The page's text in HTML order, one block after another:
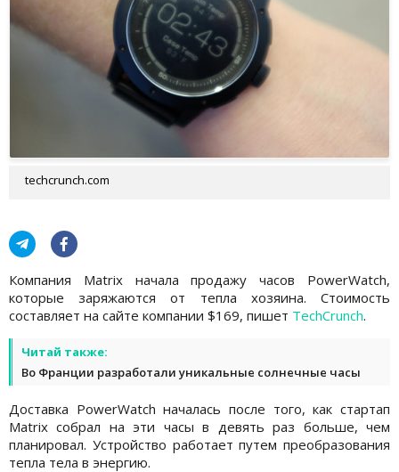
techcrunch.com
Компания Matrix начала продажу часов PowerWatch,
которые заряжаются от тепла хозяина. Стоимость
составляет на сайте компании $169, пишет TechCrunch.
Читай также:
Во Франции разработали уникальные солнечные часы
Доставка PowerWatch началась после того, как стартап
Matrix собрал на эти часы в девять раз больше, чем
планировал. Устройство работает путем преобразования
тепла тела в энергию.